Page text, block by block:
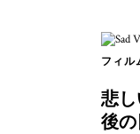
フィル
悲し
後の